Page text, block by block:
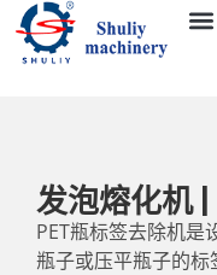
发泡熔化机
PET瓶标签去除机是
瓶子或压平瓶子的